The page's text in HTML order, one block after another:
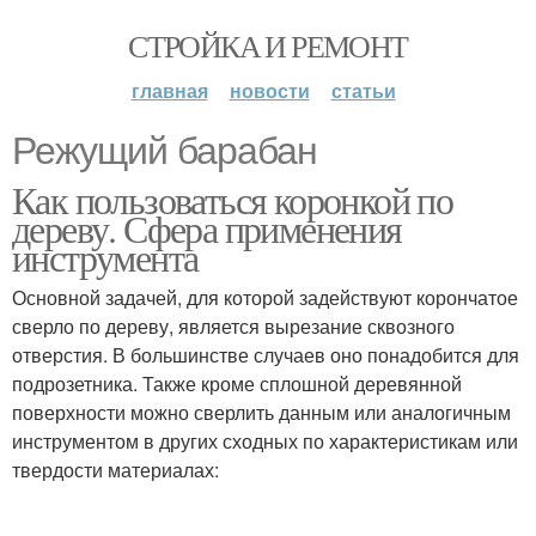
СТРОЙКА И РЕМОНТ
главная новости статьи
Режущий барабан
Как пользоваться коронкой по
дереву. Сфера применения
инструмента
Основной задачей, для которой задействуют корончатое
сверло по дереву, является вырезание сквозного
отверстия. В большинстве случаев оно понадобится для
подрозетника. Также кроме сплошной деревянной
поверхности можно сверлить данным или аналогичным
инструментом в других сходных по характеристикам или
твердости материалах: